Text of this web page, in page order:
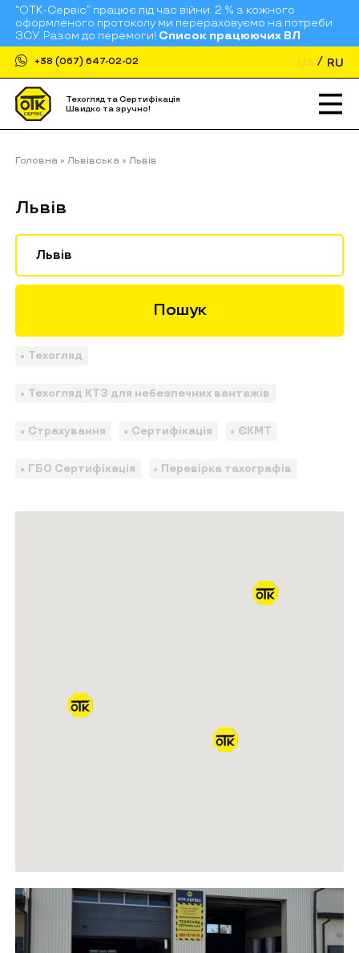
“ОТК-Сервіс” працює під час війни. 2 % з кожного
оформленого протоколу ми перераховуємо на потреби
ЗСУ. Разом до перемоги! Список працюючих ВЛ
+38 (067) 647-02-02 UA RU
Техогляд та Сертифікація
Швидко та зручно!
Головна »Львівська »Львів
Львів
Техогляд
Техогляд КТЗ для небезпечних вантажів
Страхування Сертифікація ЄКМТ
ГБО Сертифікація Перевірка тахографів
Пошук